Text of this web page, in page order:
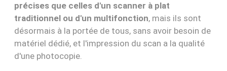
précises que celles d'un scanner à plat
traditionnel ou d'un multifonction, mais ils sont
désormais à la portée de tous, sans avoir besoin de
matériel dédié, et l'impression du scan a la qualité
d'une photocopie.